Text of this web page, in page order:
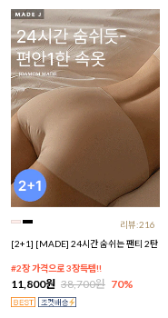
리뷰:216
[2+1] [MADE] 24시간 숨쉬는 팬티 2탄
#2장 가격으로 3장득템!!
11,800원 38,700원 70%